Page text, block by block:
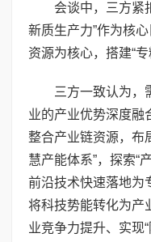
会谈中，三方紧
新质生产力”作为核
资源为核心，搭建“专
三方一致认为，
业的产业优势深度
整合产业链资源，布
慧产能体系”，探索“
前沿技术快速落地为
将科技势能转化为产
业竞争力提升、实现